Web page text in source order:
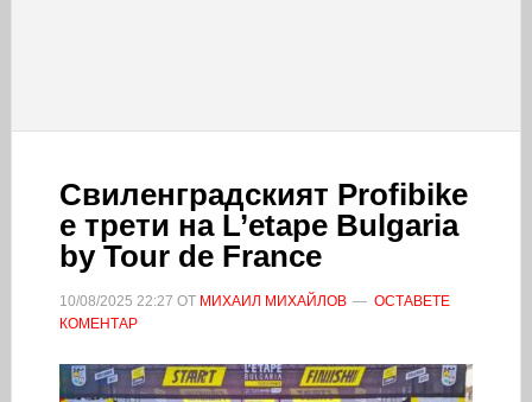
Свиленградският Profibike
е трети на L’etape Bulgaria
by Tour de France
10/08/2025 22:27 ОТ МИХАИЛ МИХАЙЛОВ
ОСТАВЕТЕ
КОМЕНТАР